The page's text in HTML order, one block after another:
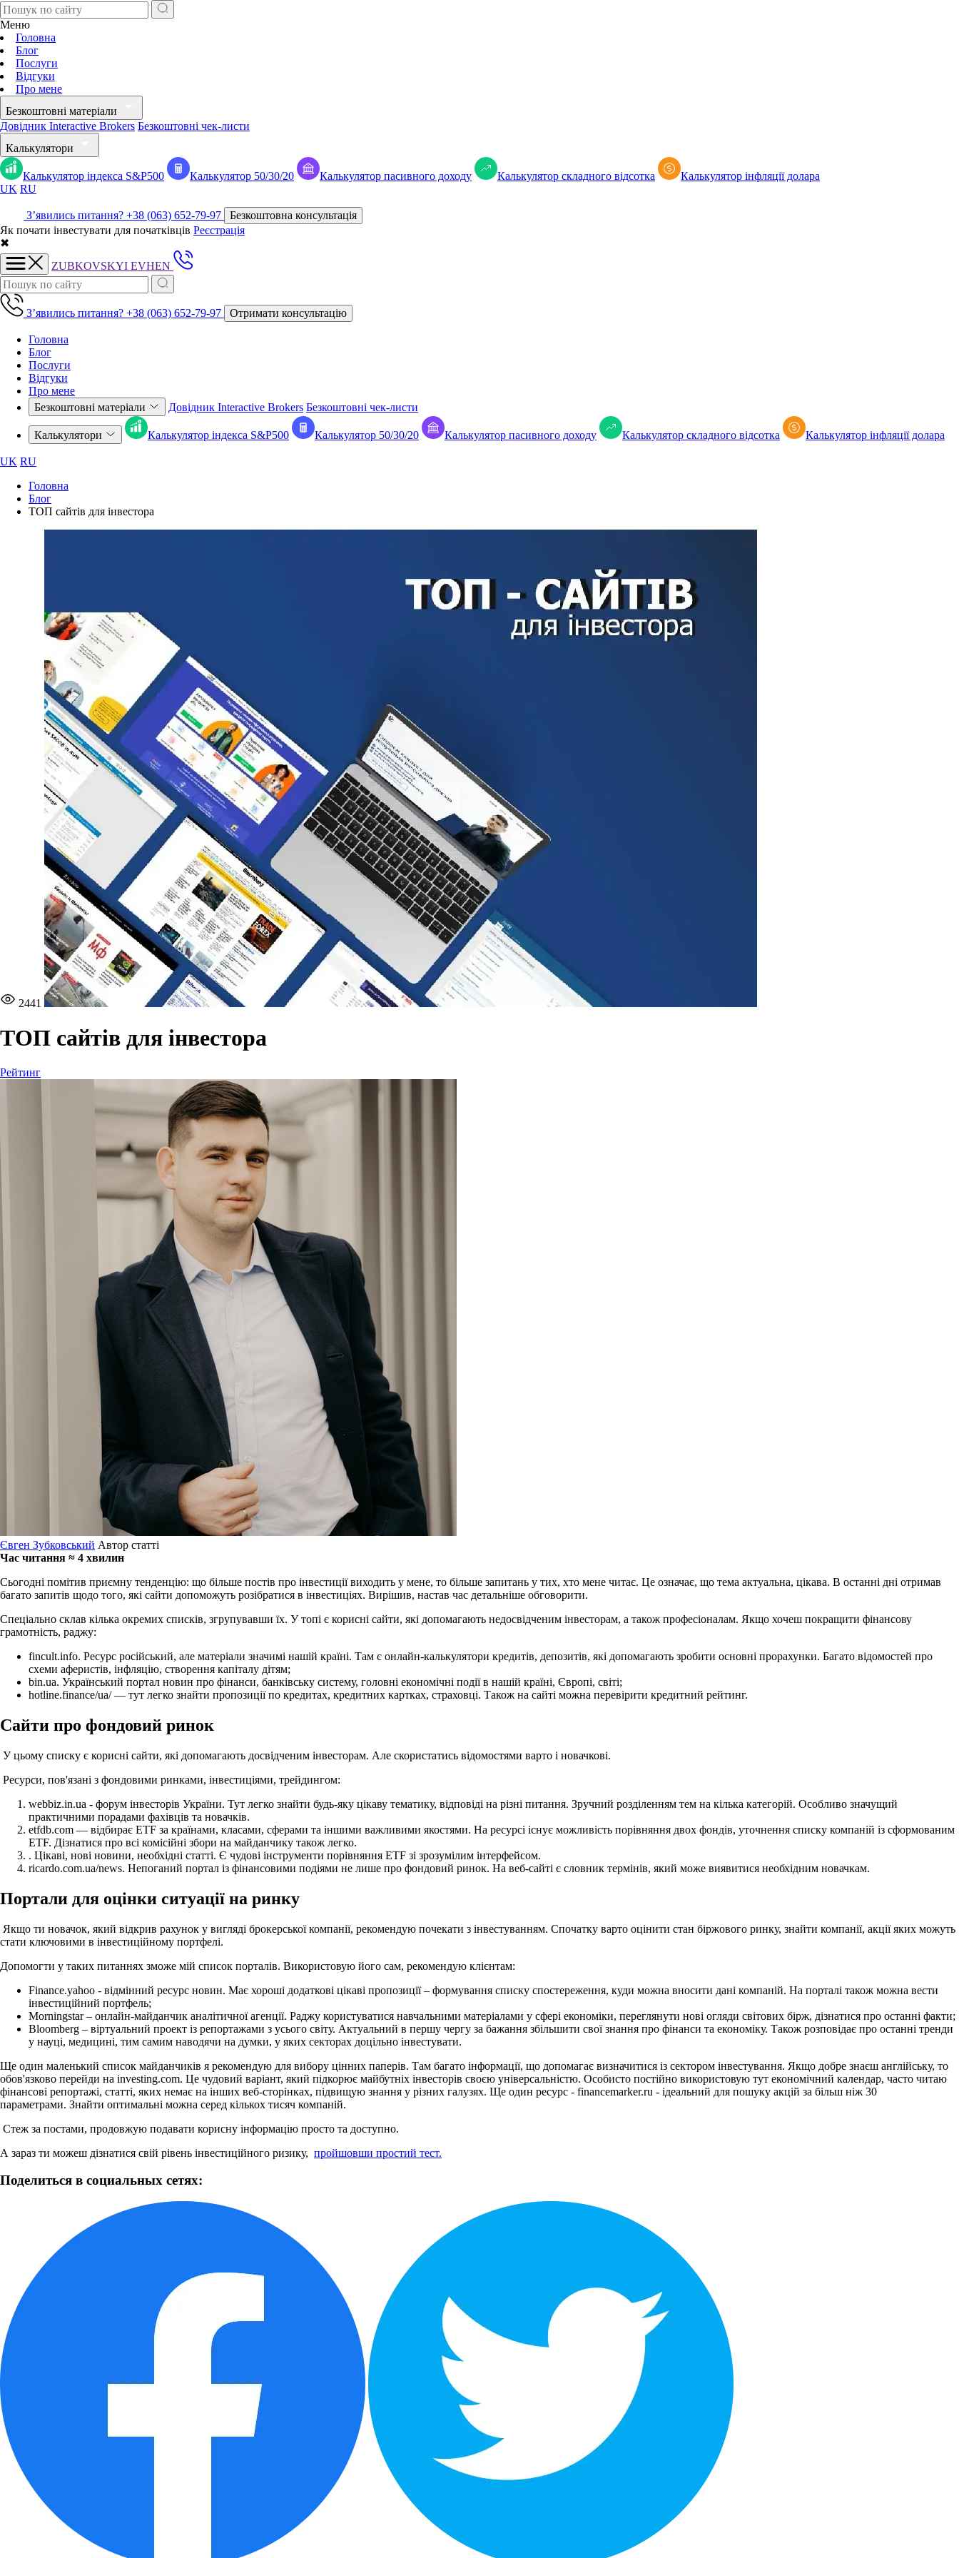
Меню
Головна
Блог
Послуги
Відгуки
Про мене
Безкоштовні матеріали
Довідник Interactive Brokers Безкоштовні чек-листи
Калькулятори
Калькулятор індекса S&P500 Калькулятор 50/30/20 Калькулятор пасивного доходу Калькулятор складного відсотка
Калькулятор iнфляції долара
UK RU
Зʼявились питання? +38 (063) 652-79-97
Безкоштовна консультація
Як почати інвестувати для початківців Реєстрація
✖
ZUBKOVSKYI EVHEN
Зʼявились питання? +38 (063) 652-79-97 Отримати консультацію
Головна
Блог
Послуги
Відгуки
Про мене
Безкоштовні матеріали
Довідник Interactive Brokers Безкоштовні чек-листи
Калькулятори Калькулятор індекса S&P500 Калькулятор 50/30/20 Калькулятор пасивного доходу Калькулятор складного відсотка Калькулятор iнфляції долара
UK RU
Головна
Блог
ТОП сайтів для інвестора
2441
ТОП сайтів для інвестора
Рейтинг
Євген Зубковський Автор статті
Час читання ≈ 4 хвилин
Сьогодні помітив приємну тенденцію: що більше постів про інвестиції виходить у мене, то більше запитань у тих, хто мене читає. Це означає, що тема актуальна, цікава. В останні дні отримав
багато запитів щодо того, які сайти допоможуть розібратися в інвестиціях. Вирішив, настав час детальніше обговорити.
Спеціально склав кілька окремих списків, згрупувавши їх. У топі є корисні сайти, які допомагають недосвідченим інвесторам, а також професіоналам. Якщо хочеш покращити фінансову
грамотність, раджу:
fincult.info. Ресурс російський, але матеріали значимі нашій країні. Там є онлайн-калькулятори кредитів, депозитів, які допомагають зробити основні прорахунки. Багато відомостей про
схеми аферистів, інфляцію, створення капіталу дітям;
bin.ua. Український портал новин про фінанси, банківську систему, головні економічні події в нашій країні, Європі, світі;
hotline.finance/ua/ — тут легко знайти пропозиції по кредитах, кредитних картках, страховці. Також на сайті можна перевірити кредитний рейтинг.
Сайти про фондовий ринок
У цьому списку є корисні сайти, які допомагають досвідченим інвесторам. Але скористатись відомостями варто і новачкові.
Ресурси, пов'язані з фондовими ринками, інвестиціями, трейдингом:
webbiz.in.ua - форум інвесторів України. Тут легко знайти будь-яку цікаву тематику, відповіді на різні питання. Зручний розділенням тем на кілька категорій. Особливо значущий
практичними порадами фахівців та новачків.
etfdb.com — відбирає ETF за країнами, класами, сферами та іншими важливими якостями. На ресурсі існує можливість порівняння двох фондів, уточнення списку компаній із сформованим
ETF. Дізнатися про всі комісійні збори на майданчику також легко.
. Цікаві, нові новини, необхідні статті. Є чудові інструменти порівняння ETF зі зрозумілим інтерфейсом.
ricardo.com.ua/news. Непоганий портал із фінансовими подіями не лише про фондовий ринок. На веб-сайті є словник термінів, який може виявитися необхідним новачкам.
Портали для оцінки ситуації на ринку
Якщо ти новачок, який відкрив рахунок у вигляді брокерської компанії, рекомендую почекати з інвестуванням. Спочатку варто оцінити стан біржового ринку, знайти компанії, акції яких можуть
стати ключовими в інвестиційному портфелі.
Допомогти у таких питаннях зможе мій список порталів. Використовую його сам, рекомендую клієнтам:
Finance.yahoo - відмінний ресурс новин. Має хороші додаткові цікаві пропозиції – формування списку спостереження, куди можна вносити дані компаній. На порталі також можна вести
інвестиційний портфель;
Morningstar – онлайн-майданчик аналітичної агенції. Раджу користуватися навчальними матеріалами у сфері економіки, переглянути нові огляди світових бірж, дізнатися про останні факти;
Bloomberg – віртуальний проект із репортажами з усього світу. Актуальний в першу чергу за бажання збільшити свої знання про фінанси та економіку. Також розповідає про останні тренди
у науці, медицині, тим самим наводячи на думки, у яких секторах доцільно інвестувати.
Ще один маленький список майданчиків я рекомендую для вибору цінних паперів. Там багато інформації, що допомагає визначитися із сектором інвестування. Якщо добре знаєш англійську, то
обов'язково перейди на investing.com. Це чудовий варіант, який підкорює майбутніх інвесторів своєю універсальністю. Особисто постійно використовую тут економічний календар, часто читаю
фінансові репортажі, статті, яких немає на інших веб-сторінках, підвищую знання у різних галузях. Ще один ресурс - financemarker.ru - ідеальний для пошуку акцій за більш ніж 30
параметрами. Знайти оптимальні можна серед кількох тисяч компаній.
Стеж за постами, продовжую подавати корисну інформацію просто та доступно.
А зараз ти можеш дізнатися свій рівень інвестиційного ризику, пройшовши простий тест.
Поделиться в социальных сетях: